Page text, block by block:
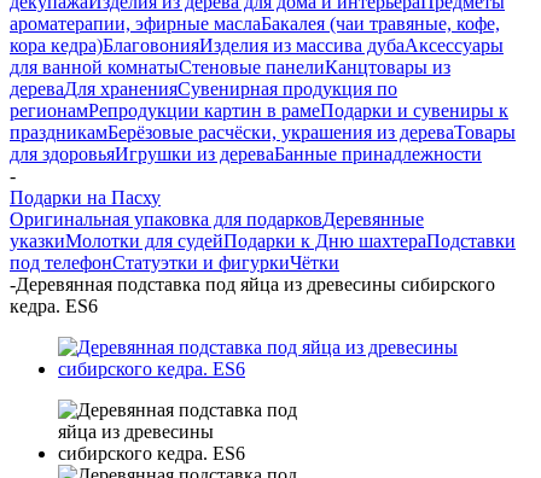
ароматерапии, эфирные маслаБакалея (чаи травяные, кофе,
кора кедра)БлаговонияИзделия из массива дубаАксессуары
для ванной комнатыСтеновые панелиКанцтовары из
дереваДля храненияСувенирная продукция по
регионамРепродукции картин в рамеПодарки и сувениры к
праздникамБерёзовые расчёски, украшения из дереваТовары
для здоровьяИгрушки из дереваБанные принадлежности
-
Подарки на Пасху
Оригинальная упаковка для подарковДеревянные
указкиМолотки для судейПодарки к Дню шахтераПодставки
под телефонСтатуэтки и фигуркиЧётки
-Деревянная подставка под яйца из древесины сибирского
кедра. ES6